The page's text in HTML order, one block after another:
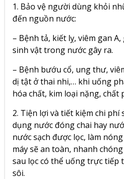
1. Bảo vệ người dùng khỏi
đến nguồn nước:
– Bệnh tả, kiết lỵ, viêm gan
sinh vật trong nước gây ra.
– Bệnh bướu cổ, ung thư,
dị tật ở thai nhi,… khi uống
hóa chất, kim loại nặng, chất
2. Tiện lợi và tiết kiệm chi phí
dụng nước đóng chai hay
nước sạch được lọc, làm
máy sẽ an toàn, nhanh
sau lọc có thể uống trực tiếp
sôi.